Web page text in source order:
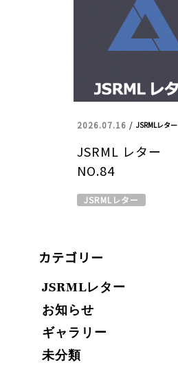
2026.07.16 / JSRMLレター
JSRML レター
NO.84
JSRMLレター
カテゴリー
JSRMLレター
お知らせ
ギャラリー
未分類